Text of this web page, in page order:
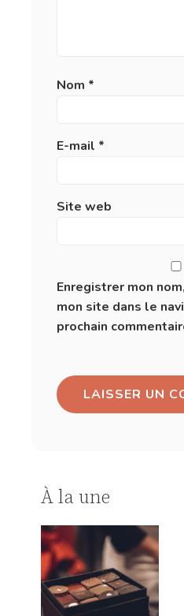
Nom *
E-mail *
Site web
Enregistrer mon
mon site dans le
prochain
À la une